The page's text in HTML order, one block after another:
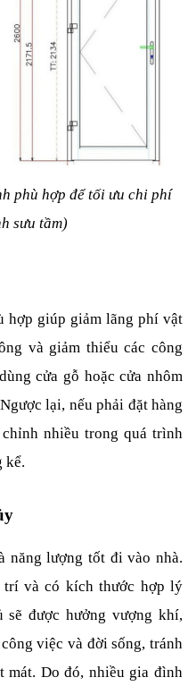
phù hợp để tối ưu chi phí
sưu tầm)
hợp giúp giảm lãng phí vật
và giảm thiểu các công
cửa gỗ hoặc cửa nhôm
lại, nếu phải đặt hàng
nhiều trong quá trình
kể.
năng lượng tốt đi vào nhà.
và có kích thước hợp lý
sẽ được hưởng vượng khí,
việc và đời sống, tránh
mát. Do đó, nhiều gia đình